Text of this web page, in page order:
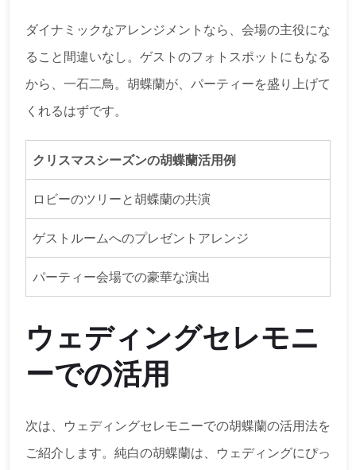
ダイナミックなアレンジメントなら、会場の主役にな
ること間違いなし。ゲストのフォトスポットにもなる
から、一石二鳥。胡蝶蘭が、パーティーを盛り上げて
くれるはずです。
クリスマスシーズンの胡蝶蘭活用例
ロビーのツリーと胡蝶蘭の共演
ゲストルームへのプレゼントアレンジ
パーティー会場での豪華な演出
ウェディングセレモニ
ーでの活用
次は、ウェディングセレモニーでの胡蝶蘭の活用法を
ご紹介します。純白の胡蝶蘭は、ウェディングにぴっ